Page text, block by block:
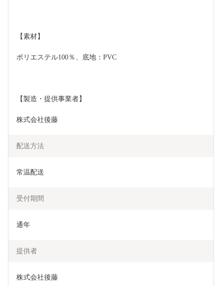
【素材】
ポリエステル100％、底地：PVC
【製造・提供事業者】
株式会社後藤
配送方法
常温配送
受付期間
通年
提供者
株式会社後藤